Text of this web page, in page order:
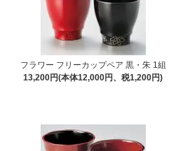
フラワー フリーカップペア 黒・朱 1組
13,200円(本体12,000円、税1,200円)